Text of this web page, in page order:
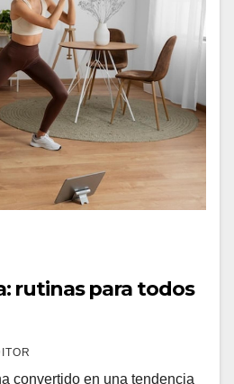
rutinas para todos
convertido en una tendencia